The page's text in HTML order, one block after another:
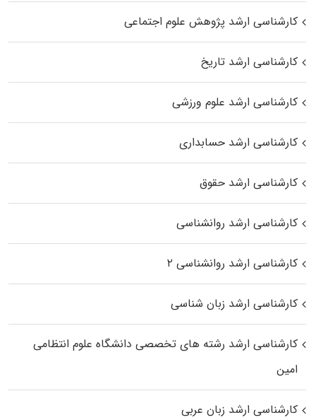
کارشناسی ارشد پژوهش علوم اجتماعی
کارشناسی ارشد تاریخ
کارشناسی ارشد علوم ورزشی
کارشناسی ارشد حسابداری
کارشناسی ارشد حقوق
کارشناسی ارشد روانشناسی
کارشناسی ارشد روانشناسی ۲
کارشناسی ارشد زبان شناسی
کارشناسی ارشد رﺷﺘﻪ ﻫﺎی تخصصی داﻧﺸﮕﺎه ﻋﻠﻮم انتظامی
اﻣﻴﻦ
کارشناسی ارشد زبان عربی